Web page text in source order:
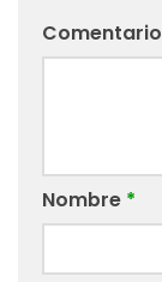
Comentario
Nombre *